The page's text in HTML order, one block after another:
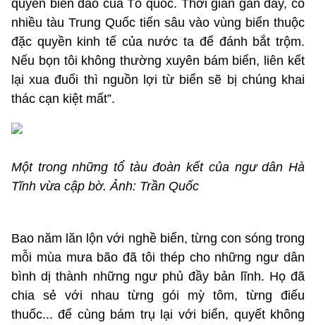
quyền biển đảo của Tổ quốc. Thời gian gần đây, có
nhiều tàu Trung Quốc tiến sâu vào vùng biển thuộc
đặc quyền kinh tế của nước ta để đánh bắt trộm.
Nếu bọn tôi không thường xuyên bám biển, liên kết
lại xua đuổi thì nguồn lợi từ biển sẽ bị chúng khai
thác cạn kiệt mất”.
Một trong những tổ tàu đoàn kết của ngư dân Hà
Tĩnh vừa cập bờ. Ảnh: Trần Quốc
Bao năm lăn lộn với nghề biển, từng con sóng trong
mỗi mùa mưa bão đã tôi thép cho những ngư dân
bình dị thành những ngư phủ đầy bản lĩnh. Họ đã
chia sẻ với nhau từng gói mỳ tôm, từng điếu
thuốc... để cùng bám trụ lại với biển, quyết không